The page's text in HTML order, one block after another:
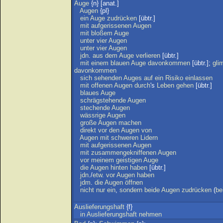
Auge {n} [anat.]
Augen {pl}
ein Auge zudrücken [übtr.]
mit aufgerissenen Augen
mit bloßem Auge
unter vier Augen
unter vier Augen
jdn. aus dem Auge verlieren [übtr.]
mit einem blauen Auge davonkommen [übtr.];
davonkommen
sich sehenden Auges auf ein Risiko einlassen
mit offenen Augen durch's Leben gehen [übtr.]
blaues Auge
schrägstehende Augen
stechende Augen
wässrige Augen
große Augen machen
direkt vor den Augen von
Augen mit schweren Lidern
mit aufgerissenen Augen
mit zusammengekniffenen Augen
vor meinem geistigen Auge
die Augen hinten haben [übtr.]
jdn./etw. vor Augen haben
jdm. die Augen öffnen
nicht nur ein, sondern beide Augen zudrücken (
Auslieferungshaft {f}
in Auslieferungshaft nehmen